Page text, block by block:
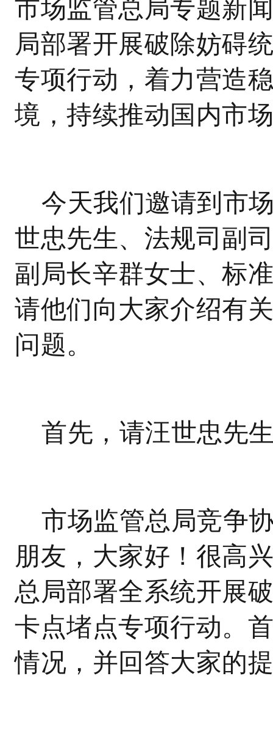
市场监管总局专题新
局部署开展破除妨碍
专项行动，着力营造
境，持续推动国内市
今天我们邀请到市
世忠先生、法规司副
副局长辛群女士、标
请他们向大家介绍有
问题。
首先，请汪世忠先
市场监管总局竞争
朋友，大家好！很高
总局部署全系统开展
卡点堵点专项行动。
情况，并回答大家的